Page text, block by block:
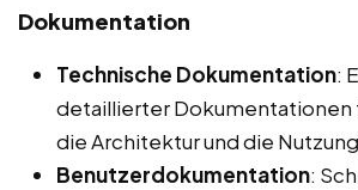
Dokumentation
Technische Dokumentation:
detaillierter Dokumentationen
die Architektur und die
Benutzerdokumentation: